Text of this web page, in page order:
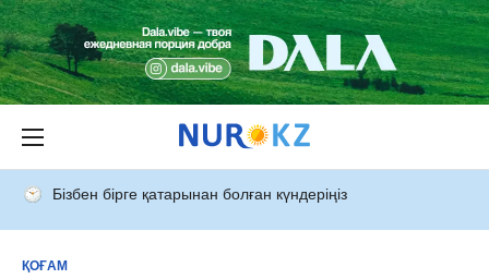
Бізбен бірге қатарынан болған күндеріңіз
ҚОҒАМ